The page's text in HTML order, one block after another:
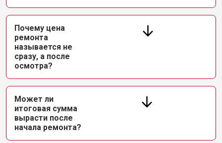
Почему цена
ремонта
называется не
сразу, а после
осмотра?
Может ли
итоговая сумма
вырасти после
начала ремонта?